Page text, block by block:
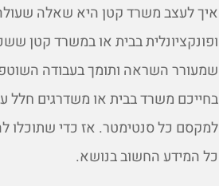
איך לעצב משרד קטן היא שאלה
ופונקציונלית בבית או במשרד קטן
שמעורר השראה ותומך בעבודה
בחייכם משרד בבית או משדרגים חלל
למקסם כל סנטימטר. אז כדי שתוכלו
כל המידע החשוב בנושא.